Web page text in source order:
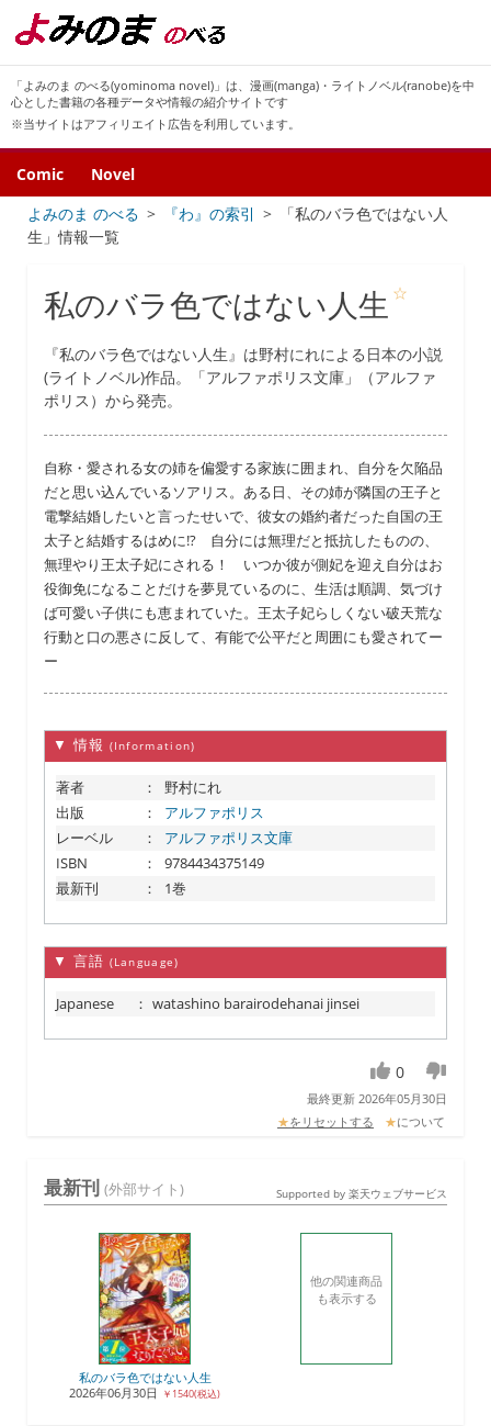
「よみのま のべる(yominoma novel)」は、漫画(manga)・ライトノベル(ranobe)を中
心とした書籍の各種データや情報の紹介サイトです
※当サイトはアフィリエイト広告を利用しています。
Comic
Novel
よみのま のべる
『わ』の索引
「私のバラ色ではない人
生」情報一覧
私のバラ色ではない人生 ☆
『私のバラ色ではない人生』は野村にれによる日本の小説
(ライトノベル)作品。「アルファポリス文庫」（アルファ
ポリス）から発売。
自称・愛される女の姉を偏愛する家族に囲まれ、自分を欠陥品
だと思い込んでいるソアリス。ある日、その姉が隣国の王子と
電撃結婚したいと言ったせいで、彼女の婚約者だった自国の王
太子と結婚するはめに!? 自分には無理だと抵抗したものの、
無理やり王太子妃にされる！ いつか彼が側妃を迎え自分はお
役御免になることだけを夢見ているのに、生活は順調、気づけ
ば可愛い子供にも恵まれていた。王太子妃らしくない破天荒な
行動と口の悪さに反して、有能で公平だと周囲にも愛されてー
ー
▼ 情報 (Information)
著者 ：
野村にれ
出版
：
アルファポリス
レーベル
：
アルファポリス文庫
ISBN
：
9784434375149
最新刊
： 1巻
▼ 言語 (Language)
Japanese ： watashino barairodehanai jinsei
0
最終更新 2026年05月30日
★をリセットする ★について
最新刊 (外部サイト) Supported by 楽天ウェブサービス
私のバラ色ではない人生
2026年06月30日
￥1540(税込)
他の関連商品
も表示する